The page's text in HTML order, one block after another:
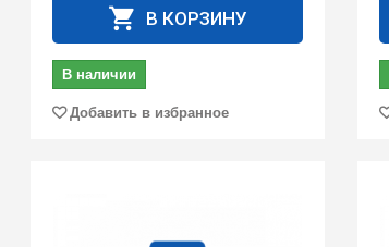
В КОРЗИНУ
В наличии
Добавить в избранное